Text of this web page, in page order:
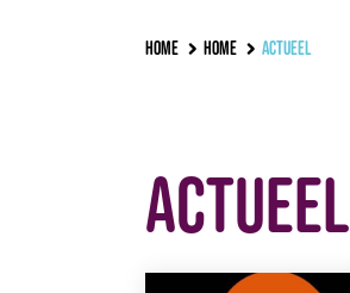
Home Home Actueel
Actueel